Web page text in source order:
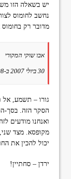
יש בשאלה הזו
נחשב לחומוס
מדובר רק
אבו שוקי המקורי
30 ביולי 2007 ב-09:08
גורו – תשמע, אל
הסקר הזה. בסך-
ואנחנו מודעים
מקופסא. מצד
יכול להכין את
ירדן – סחתיין!